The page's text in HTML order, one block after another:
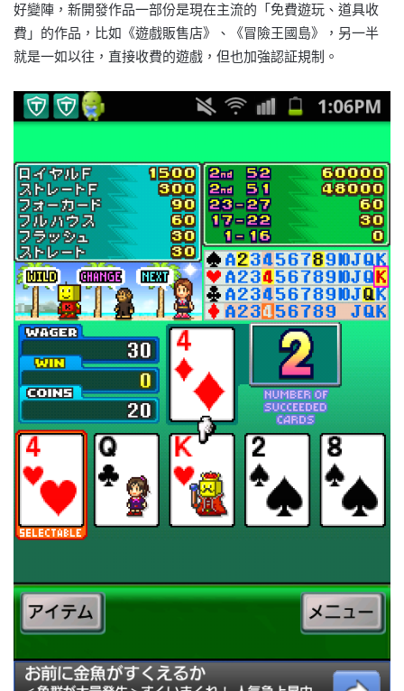
好變陣，新開發作品一部份是現在主流的「免費遊玩、道具收
費」的作品，比如《遊戲販售店》、《冒險王國島》，另一半
就是一如以往，直接收費的遊戲，但也加強認証規制。